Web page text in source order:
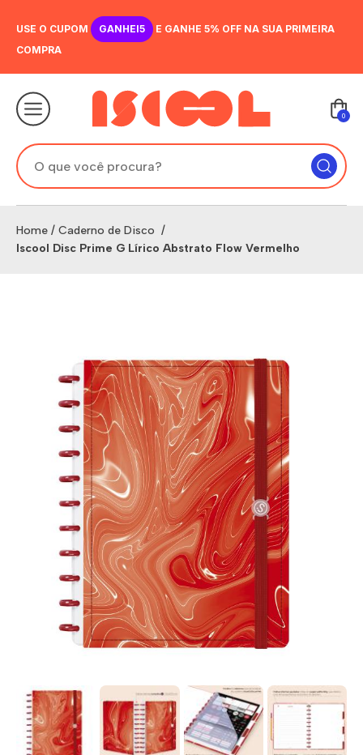
USE O CUPOM GANHEI5
E GANHE 5% OFF NA SUA PRIMEIRA
COMPRA
0
Home / Caderno de Disco /
Iscool Disc Prime G Lírico Abstrato Flow Vermelho